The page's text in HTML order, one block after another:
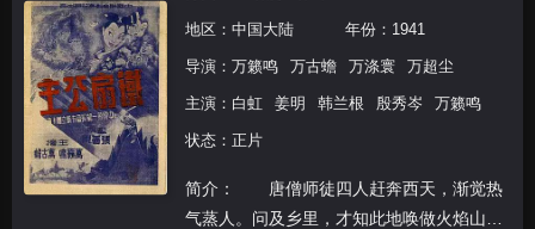
地区： 中国大陆 年份： 1941
导演： 万籁鸣 万古蟾 万涤寰 万超尘
主演： 白虹 姜明 韩兰根 殷秀岑 万籁鸣
状态：正片
简介： 唐僧师徒四人赶奔西天，渐觉热
气蒸人。问及乡里，才知此地唤做火焰山，